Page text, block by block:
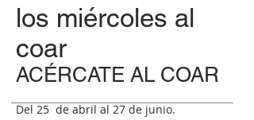
los miércoles al
coar
ACÉRCATE AL COAR
Del 25 de abril al 27 de junio.